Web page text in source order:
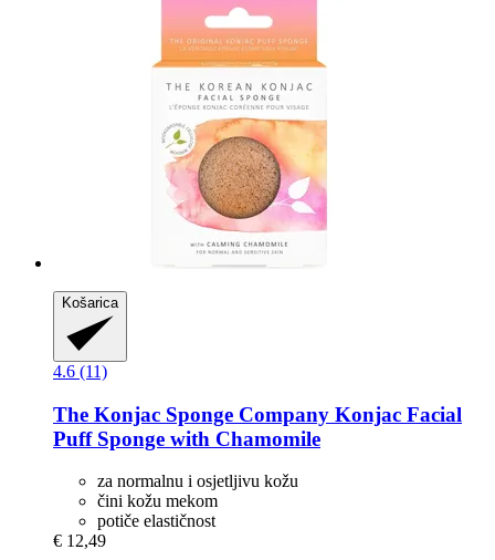
Košarica
4.6 (11)
The Konjac Sponge Company Konjac Facial
Puff Sponge with Chamomile
za normalnu i osjetljivu kožu
čini kožu mekom
potiče elastičnost
€ 12,49